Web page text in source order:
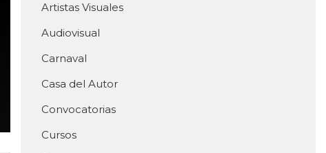
Artistas Visuales
Audiovisual
Carnaval
Casa del Autor
Convocatorias
Cursos